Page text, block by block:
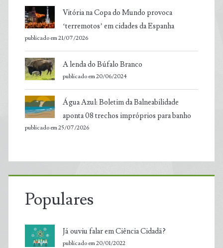
Vitória na Copa do Mundo provoca
‘terremotos’ em cidades da Espanha
publicado em 21/07/2026
A lenda do Búfalo Branco
publicado em 20/06/2024
Água Azul: Boletim da Balneabilidade
aponta 08 trechos impróprios para banho
publicado em 25/07/2026
Populares
Já ouviu falar em Ciência Cidadã?
publicado em 20/01/2022